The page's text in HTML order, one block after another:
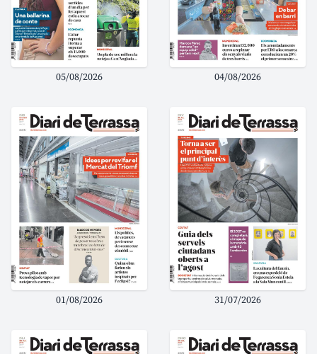
05/08/2026 04/08/2026
01/08/2026 31/07/2026